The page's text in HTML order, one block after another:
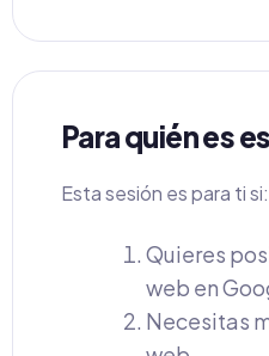
Para quién es
Esta sesión es para ti si:
Quieres
web en
Necesitas